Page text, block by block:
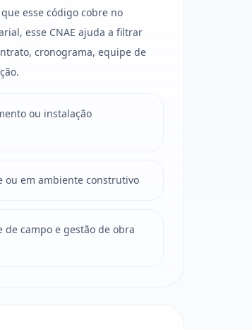
esse código cobre no
esse CNAE ajuda a filtrar
cronograma, equipe de
ou instalação
ou em ambiente construtivo
campo e gestão de obra